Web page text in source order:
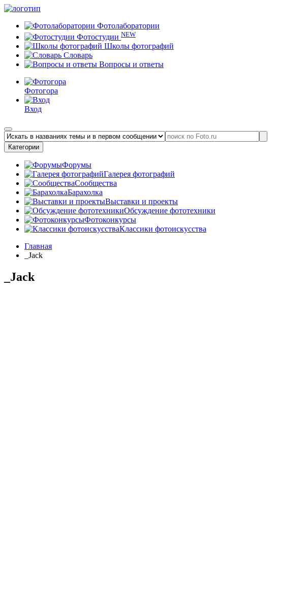
Фотолаборатории
Фотостудии NEW
Школы фотографий
Словарь
Вопросы и ответы
Фотогора
Вход
Категории
Форумы
Галерея фотографий
Сообщества
Барахолка
Выставки и проекты
Обсуждение фототехники
Фотоконкурсы
Классики фотоискусства
Главная
_Jack
_Jack